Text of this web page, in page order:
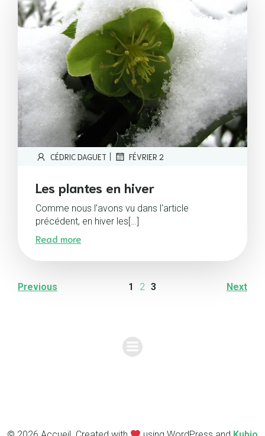
CÉDRIC DAGUET | FÉVRIER 2
Les plantes en hiver
Comme nous l’avons vu dans l'article
précédent, en hiver les[…]
Read more
Previous 1 2 3 Next